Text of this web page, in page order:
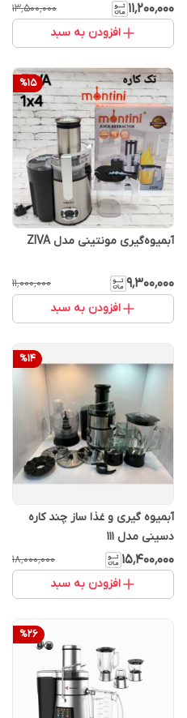
۱۱٬۲۰۰٬۰۰۰ ۱۳٬۵۰۰٬۰۰۰
افزودن به سبد
%15
آبمیوه‌گیری مونتینی مدل ZIVA
۹٬۳۰۰٬۰۰۰ ۱۱٬۰۰۰٬۰۰۰
افزودن به سبد
%14
آبمیوه گیری و غذا ساز چند کاره
دسینی مدل 111
۱۵٬۴۰۰٬۰۰۰ ۱۸٬۰۰۰٬۰۰۰
افزودن به سبد
%26